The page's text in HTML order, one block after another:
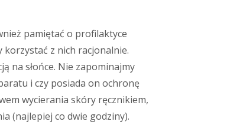
pamiętać o profilaktyce
korzystać z nich racjonalnie.
na słońce. Nie zapominajmy
i czy posiada on ochronę
wycierania skóry ręcznikiem,
(najlepiej co dwie godziny).